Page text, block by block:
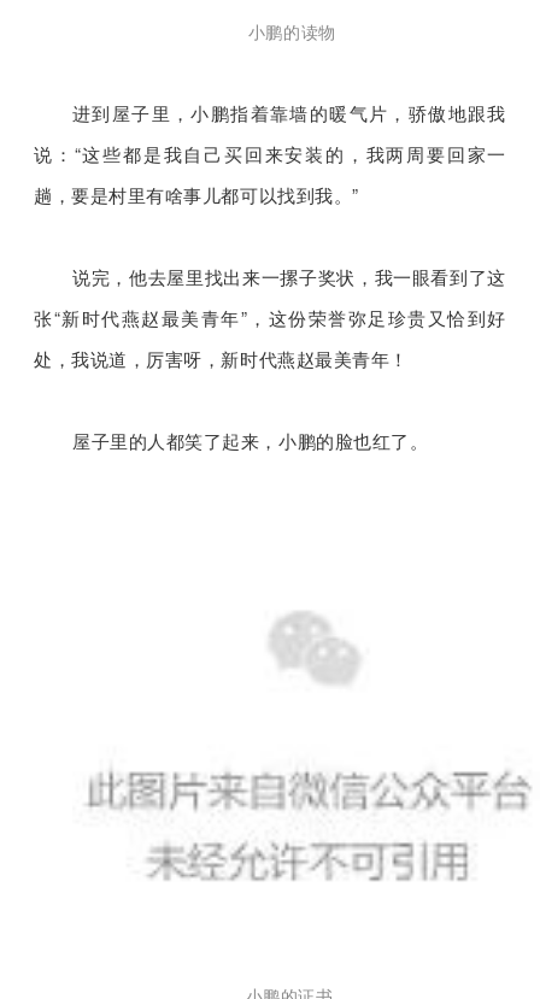
小鹏的读物
进到屋子里，小鹏指着靠墙的暖气片，骄傲地跟我
说：“这些都是我自己买回来安装的，我两周要回家一
趟，要是村里有啥事儿都可以找到我。”
说完，他去屋里找出来一摞子奖状，我一眼看到了这
张“新时代燕赵最美青年”，这份荣誉弥足珍贵又恰到好
处，我说道，厉害呀，新时代燕赵最美青年！
屋子里的人都笑了起来，小鹏的脸也红了。